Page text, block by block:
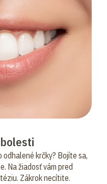
krčky? Bojíte sa,
Na žiadosť vám pred
Zákrok necítite.